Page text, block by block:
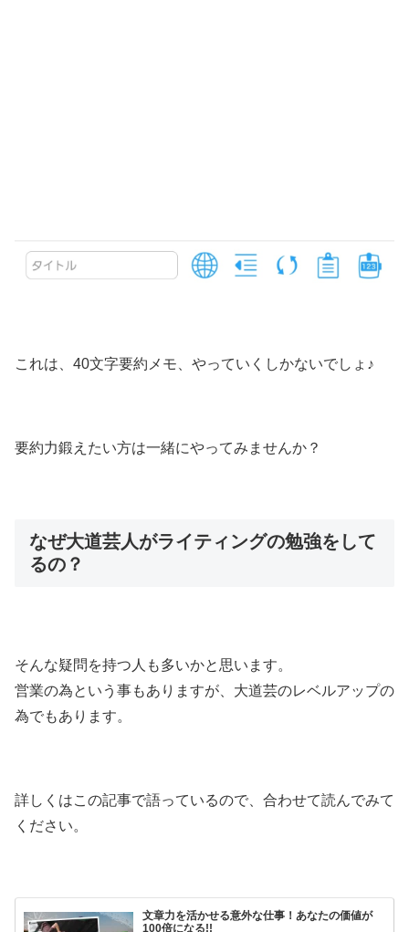
これは、40文字要約メモ、やっていくしかないでしょ♪
要約力鍛えたい方は一緒にやってみませんか？
なぜ大道芸人がライティングの勉強をして
るの？
そんな疑問を持つ人も多いかと思います。
営業の為という事もありますが、大道芸のレベルアップの
為でもあります。
詳しくはこの記事で語っているので、合わせて読んでみて
ください。
文章力を活かせる意外な仕事！あなたの価値が
100倍になる!!